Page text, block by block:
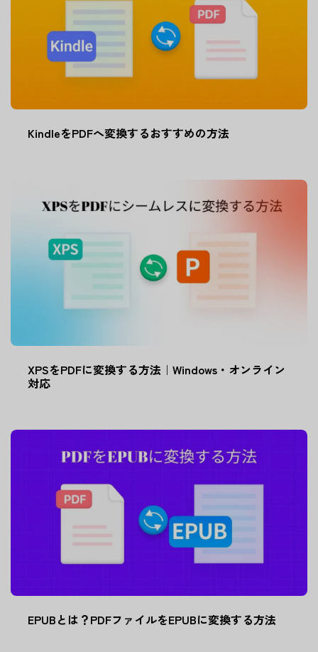
KindleをPDFへ変換するおすすめの方法
XPSをPDFに変換する方法｜Windows・オンライン
対応
EPUBとは？PDFファイルをEPUBに変換する方法